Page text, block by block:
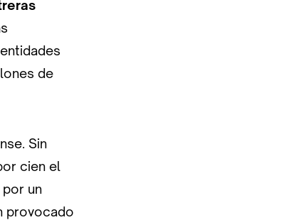
de
Sin
cien el
un
provocado